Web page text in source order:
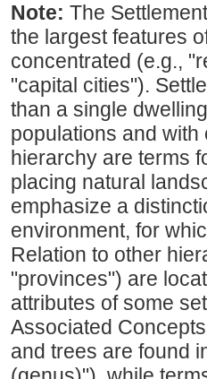
Note: The
the largest features
concentrated (e.g.,
"capital cities").
than a single
populations and
hierarchy are terms
placing natural
emphasize a
environment, for
Relation to other
"provinces") are
attributes of some
Associated
and trees are found